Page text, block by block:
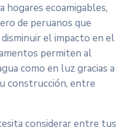
hogares ecoamigables,
de peruanos que
el impacto en el
permiten al
como en luz gracias a
construcción, entre
considerar entre tus